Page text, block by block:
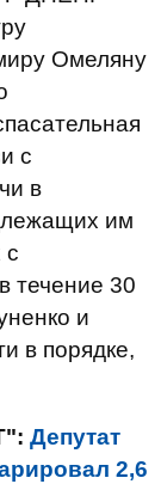
Омеляну
с
в
им
с
течение 30
и
в порядке,
Депутат
2,6